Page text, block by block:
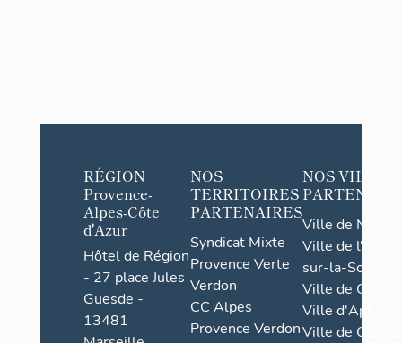
RÉGION
Provence-
Alpes-Côte
d'Azur
Hôtel de Région
- 27 place Jules
Guesde -
13481
NOS
TERRITOIRES
PARTENAIRES
Syndicat Mixte
Provence Verte
Verdon
CC Alpes
Provence Verdon
NOS VILLES
Ville de Nice
Ville de l'Isle-
sur-la-Sorgue
Ville de Grasse
Ville d'Apt
Ville de